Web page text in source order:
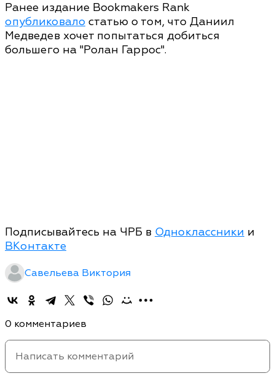
Ранее издание Bookmakers Rank
опубликовало статью о том, что Даниил
Медведев хочет попытаться добиться
большего на "Ролан Гаррос".
Подписывайтесь на ЧРБ в Одноклассники и
ВКонтакте
Савельева Виктория
0 комментариев